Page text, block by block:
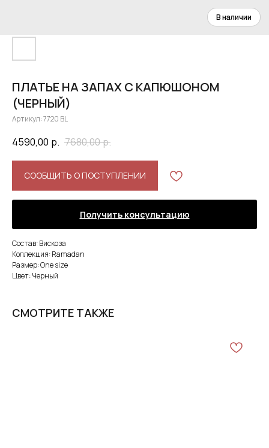
ПЛАТЬЕ НА ЗАПАХ С КАПЮШОНОМ
(ЧЕРНЫЙ)
Артикул:7720 BL
4590,00 р. 7680,00р.
СООБЩИТЬ О ПОСТУПЛЕНИИ
Получить консультацию
Состав: Вискоза
Коллекция: Ramadan
Размер: One size
Цвет: Черный
СМОТРИТЕ ТАКЖЕ